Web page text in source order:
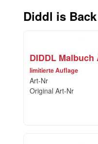
Diddl is
DIDDL Malbuch
limitierte Auflage
Art-Nr
Original Art-Nr